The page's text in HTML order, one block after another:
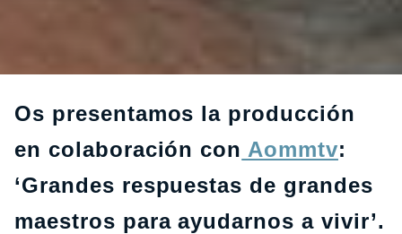
Os presentamos la producción
en colaboración con Aommtv:
‘Grandes respuestas de grandes
maestros para ayudarnos a vivir’.